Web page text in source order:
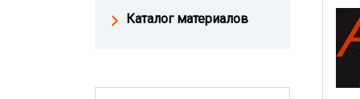
Каталог материалов